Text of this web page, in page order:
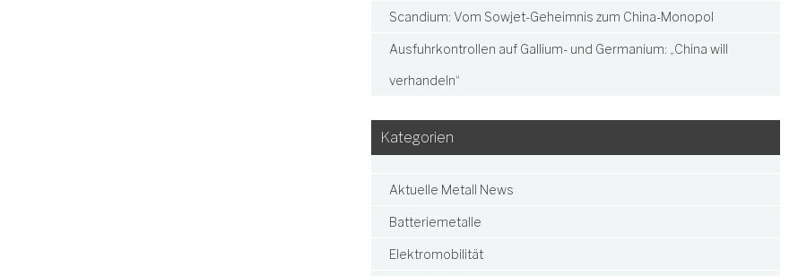
Scandium: Vom Sowjet-Geheimnis zum China-Monopol
Ausfuhrkontrollen auf Gallium- und Germanium: „China will
verhandeln“
Kategorien
Aktuelle Metall News
Batteriemetalle
Elektromobilität